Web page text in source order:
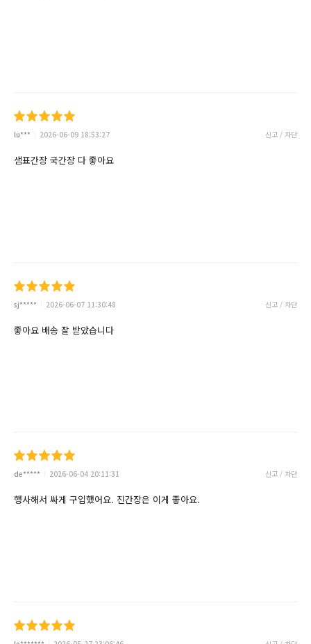
lu*** 2026-06-09 18:53:27 신고 / 차단
샘표간장 국간장 다 좋아요
sj***** 2026-06-07 11:30:48 신고 / 차단
좋아요 배송 잘 받았습니다
de***** 2026-06-04 20:11:31 신고 / 차단
행사해서 싸게 구입했어요. 진간장은 이게 좋아요.